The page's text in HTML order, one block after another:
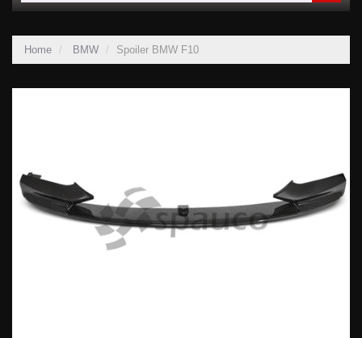
Home BMW Spoiler BMW F10